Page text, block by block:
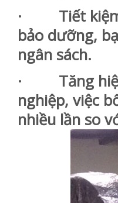
· Tiết kiệm
bảo dưỡng,
ngân sách.
· Tăng hiệu
nghiệp, việc
nhiều lần so